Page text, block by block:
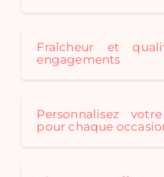
Fraîcheur et
engagements
Personnalisez
pour chaque